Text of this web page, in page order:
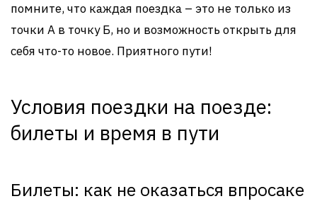
помните, что каждая поездка – это не только из
точки А в точку Б, но и возможность открыть для
себя что-то новое. Приятного пути!
Условия поездки на поезде:
билеты и время в пути
Билеты: как не оказаться впросаке